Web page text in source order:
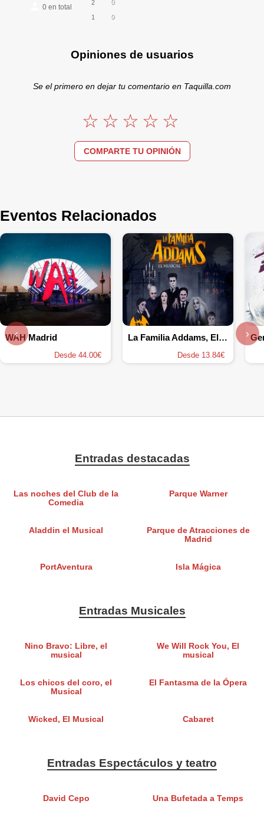
0en total
2 0
1 0
Opiniones de usuarios
Se el primero en dejar tu comentario en Taquilla.com
COMPARTE TU OPINIÓN
Eventos Relacionados
WAH Madrid
Desde 44.00€
La Familia Addams, El Musical
Desde 13.84€
‹ ›
Entradas destacadas
Las noches del Club de la
Comedia
Parque Warner
Aladdin el Musical
Parque de Atracciones de
Madrid
PortAventura Isla Mágica
Entradas Musicales
Nino Bravo: Libre, el
musical
We Will Rock You, El
musical
Los chicos del coro, el
Musical
El Fantasma de la Ópera
Wicked, El Musical Cabaret
Entradas Espectáculos y teatro
David Cepo Una Bufetada a Temps